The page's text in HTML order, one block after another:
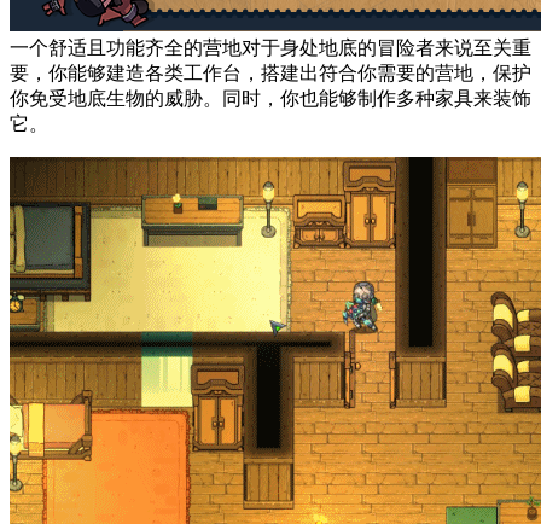
一个舒适且功能齐全的营地对于身处地底的冒险者来说至关重
要，你能够建造各类工作台，搭建出符合你需要的营地，保护
你免受地底生物的威胁。同时，你也能够制作多种家具来装饰
它。